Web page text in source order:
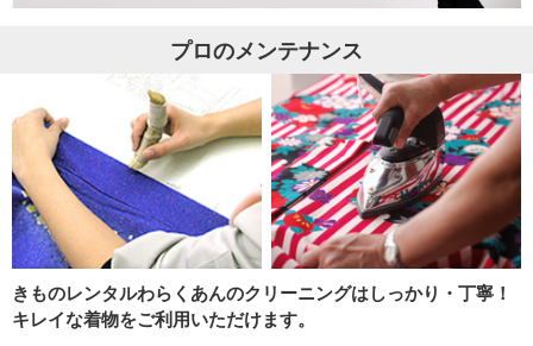
プロのメンテナンス
きものレンタルわらくあんのクリーニングはしっかり・丁寧！
キレイな着物をご利用いただけます。